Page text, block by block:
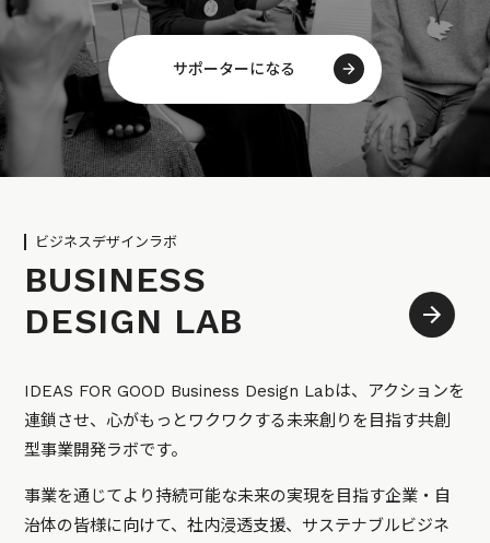
サポーターになる
ビジネスデザインラボ
BUSINESS
DESIGN LAB
IDEAS FOR GOOD Business Design Labは、アクションを
連鎖させ、心がもっとワクワクする未来創りを目指す共創
型事業開発ラボです。
事業を通じてより持続可能な未来の実現を目指す企業・自
治体の皆様に向けて、社内浸透支援、サステナブルビジネ